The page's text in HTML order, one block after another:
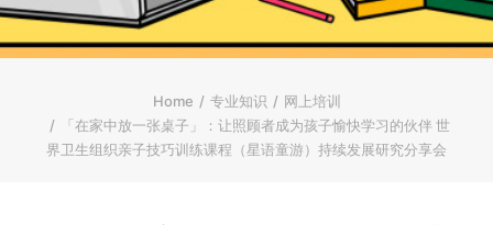
资源
繁體
Home 专业知识
网上培训
「在家中放一张桌子」：让照顾者成为孩子愉快学习的伙伴 世
界卫生组织亲子技巧训练课程（星语童游）持续发展研究分享会